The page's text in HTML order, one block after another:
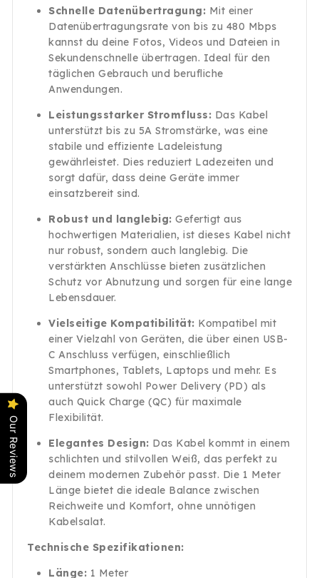
Schnelle Datenübertragung: Mit einer
Datenübertragungsrate von bis zu 480 Mbps
kannst du deine Fotos, Videos und Dateien in
Sekundenschnelle übertragen. Ideal für den
täglichen Gebrauch und berufliche
Anwendungen.
Leistungsstarker Stromfluss: Das Kabel
unterstützt bis zu 5A Stromstärke, was eine
stabile und effiziente Ladeleistung
gewährleistet. Dies reduziert Ladezeiten und
sorgt dafür, dass deine Geräte immer
einsatzbereit sind.
Robust und langlebig: Gefertigt aus
hochwertigen Materialien, ist dieses Kabel nicht
nur robust, sondern auch langlebig. Die
verstärkten Anschlüsse bieten zusätzlichen
Schutz vor Abnutzung und sorgen für eine lange
Lebensdauer.
Vielseitige Kompatibilität: Kompatibel mit
einer Vielzahl von Geräten, die über einen USB-
C Anschluss verfügen, einschließlich
Smartphones, Tablets, Laptops und mehr. Es
unterstützt sowohl Power Delivery (PD) als
auch Quick Charge (QC) für maximale
Flexibilität.
Elegantes Design: Das Kabel kommt in einem
schlichten und stilvollen Weiß, das perfekt zu
deinem modernen Zubehör passt. Die 1 Meter
Länge bietet die ideale Balance zwischen
Reichweite und Komfort, ohne unnötigen
Kabelsalat.
Technische Spezifikationen:
Länge: 1 Meter
Our Reviews